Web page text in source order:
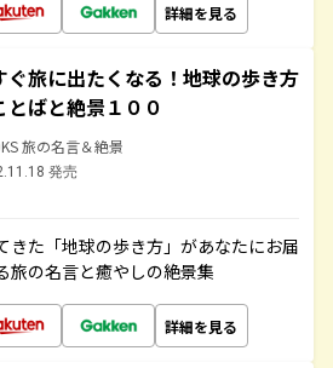
詳細を見る
ぐ旅に出たくなる！地球の歩き方
とばと絶景１００
旅の名言＆絶景
発売
きた「地球の歩き方」があなたにお届
旅の名言と癒やしの絶景集
詳細を見る